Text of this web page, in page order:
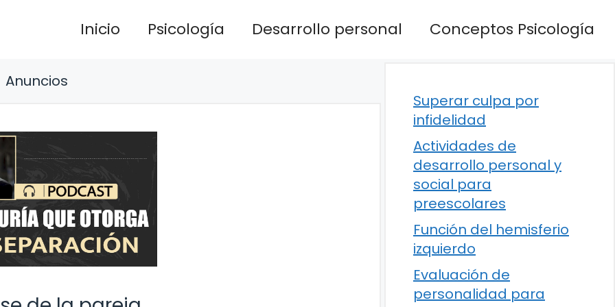
Inicio Psicología Desarrollo personal Conceptos Psicología
Anuncios
Superar culpa por
infidelidad
Actividades de
desarrollo personal y
social para
preescolares
Función del hemisferio
izquierdo
Evaluación de
personalidad para